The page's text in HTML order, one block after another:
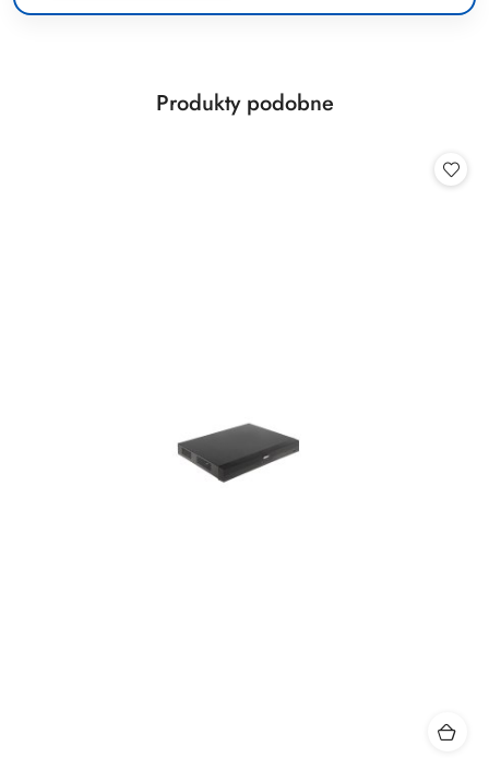
Pomiń karuzelę produktów
Produkty
Produkty podobne